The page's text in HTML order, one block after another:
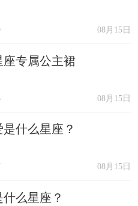
08月15日
座专属公主裙
08月15日
什么星座？
08月15日
么星座？